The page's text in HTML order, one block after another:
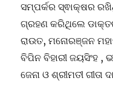
ସମ୍ପର୍କର ସ୍ଵାକ୍ଷର
ଗ୍ରହଣ କରିଥିଲେ
ରାଉତ, ମନୋରଞ୍ଜନ
ବିପିନ ବିହାରୀ ଜୟସିଂହ ,
ଜେନା ଓ ଶ୍ରୀମତୀ ଗୀତା